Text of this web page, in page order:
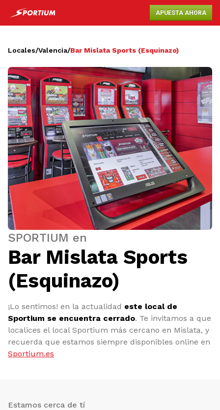
APUESTA AHORA
Locales/Valencia/Bar Mislata Sports (Esquinazo)
SPORTIUM en
Bar Mislata Sports
(Esquinazo)
¡Lo sentimos! en la actualidad este local de
Sportium se encuentra cerrado. Te invitamos a que
localices el local Sportium más cercano en Mislata, y
recuerda que estamos siempre disponibles online en
Sportium.es
Estamos cerca de tí